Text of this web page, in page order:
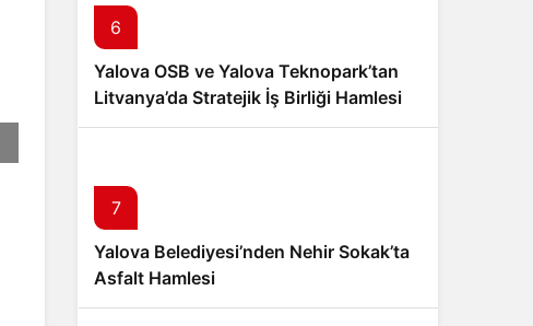
6
Yalova OSB ve Yalova Teknopark’tan
Litvanya’da Stratejik İş Birliği Hamlesi
7
Yalova Belediyesi’nden Nehir Sokak’ta
Asfalt Hamlesi